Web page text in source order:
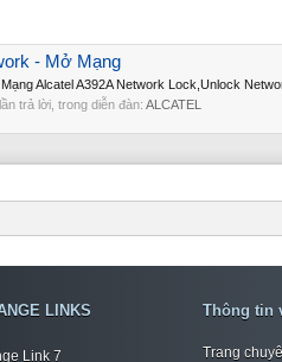
- Mở Mạng
Alcatel A392A Network Lock,Unlock
lần trả lời, trong diễn đàn: ALCATEL
LINKS
Link 7
Thông tin
Trang